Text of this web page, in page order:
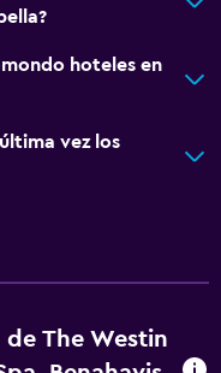
hoteles en
vez los
The Westin